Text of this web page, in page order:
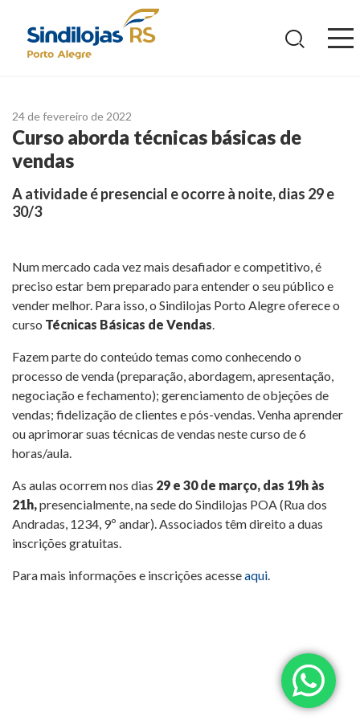
24 de fevereiro de 2022
Curso aborda técnicas básicas de
vendas
A atividade é presencial e ocorre à noite, dias 29 e
30/3
Num mercado cada vez mais desafiador e competitivo, é
preciso estar bem preparado para entender o seu público e
vender melhor. Para isso, o Sindilojas Porto Alegre oferece o
curso Técnicas Básicas de Vendas.
Fazem parte do conteúdo temas como conhecendo o
processo de venda (preparação, abordagem, apresentação,
negociação e fechamento); gerenciamento de objeções de
vendas; fidelização de clientes e pós-vendas. Venha aprender
ou aprimorar suas técnicas de vendas neste curso de 6
horas/aula.
As aulas ocorrem nos dias 29 e 30 de março, das 19h às
21h,presencialmente, na sede do Sindilojas POA (Rua dos
Andradas, 1234, 9º andar). Associados têm direito a duas
inscrições gratuitas.
Para mais informações e inscrições acesseaqui.